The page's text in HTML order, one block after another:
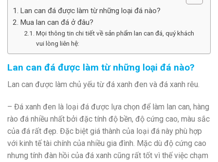
Lan can đá được làm từ những loại đá nào?
Mua lan can đá ở đâu?
Mọi thông tin chi tiết về sản phẩm lan can đá, quý khách
vui lòng liên hệ:
Lan can đá được làm từ những loại đá nào?
Lan can được làm chủ yếu từ đá xanh đen và đá xanh rêu.
– Đá xanh đen là loại đá được lựa chọn để làm lan can, hàng
rào đá nhiều nhất bởi đặc tính độ bền, độ cứng cao, màu sắc
của đá rất đẹp. Đặc biệt giá thành của loại đá này phù hợp
với kinh tế tài chính của nhiều gia đình. Mặc dù độ cứng cao
nhưng tính đàn hồi của đá xanh cũng rất tốt vì thế việc chạm